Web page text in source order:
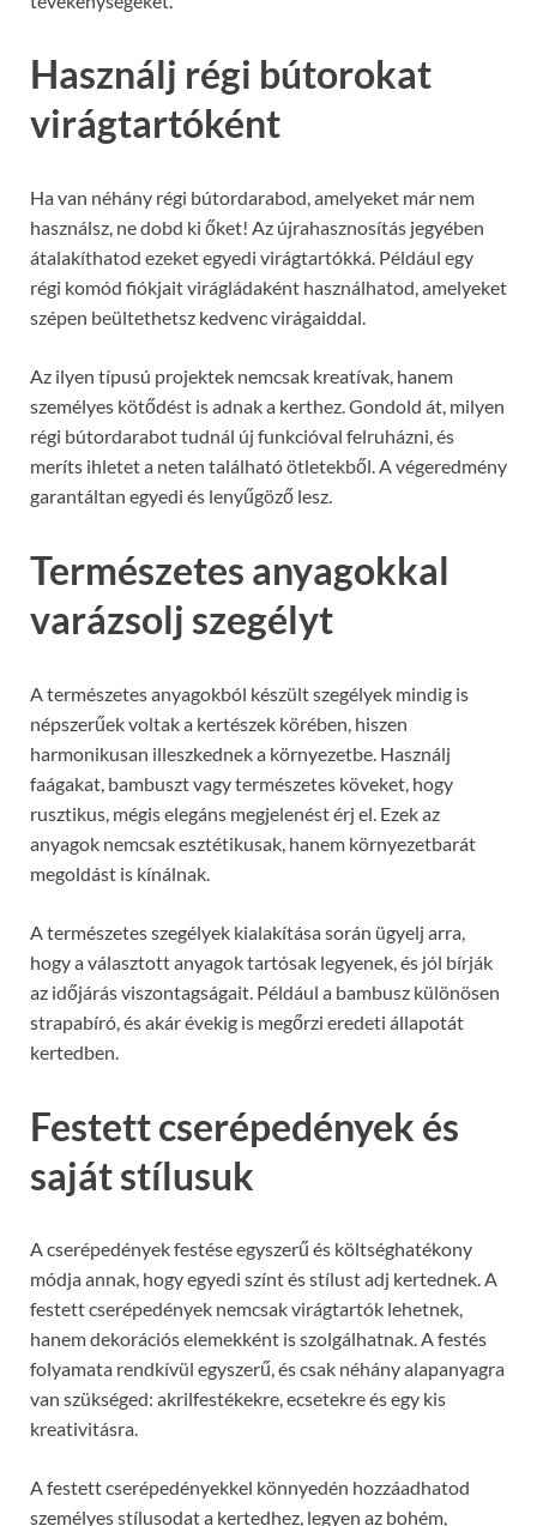
Használj régi bútorokat
virágtartóként
Ha van néhány régi bútordarabod, amelyeket már nem
használsz, ne dobd ki őket! Az újrahasznosítás jegyében
átalakíthatod ezeket egyedi virágtartókká. Például egy
régi komód fiókjait virágládaként használhatod, amelyeket
szépen beültethetsz kedvenc virágaiddal.
Az ilyen típusú projektek nemcsak kreatívak, hanem
személyes kötődést is adnak a kerthez. Gondold át, milyen
régi bútordarabot tudnál új funkcióval felruházni, és
meríts ihletet a neten található ötletekből. A végeredmény
garantáltan egyedi és lenyűgöző lesz.
Természetes anyagokkal
varázsolj szegélyt
A természetes anyagokból készült szegélyek mindig is
népszerűek voltak a kertészek körében, hiszen
harmonikusan illeszkednek a környezetbe. Használj
faágakat, bambuszt vagy természetes köveket, hogy
rusztikus, mégis elegáns megjelenést érj el. Ezek az
anyagok nemcsak esztétikusak, hanem környezetbarát
megoldást is kínálnak.
A természetes szegélyek kialakítása során ügyelj arra,
hogy a választott anyagok tartósak legyenek, és jól bírják
az időjárás viszontagságait. Például a bambusz különösen
strapabíró, és akár évekig is megőrzi eredeti állapotát
kertedben.
Festett cserépedények és
saját stílusuk
A cserépedények festése egyszerű és költséghatékony
módja annak, hogy egyedi színt és stílust adj kertednek. A
festett cserépedények nemcsak virágtartók lehetnek,
hanem dekorációs elemekként is szolgálhatnak. A festés
folyamata rendkívül egyszerű, és csak néhány alapanyagra
van szükséged: akrilfestékekre, ecsetekre és egy kis
kreativitásra.
A festett cserépedényekkel könnyedén hozzáadhatod
személyes stílusodat a kertedhez, legyen az bohém,